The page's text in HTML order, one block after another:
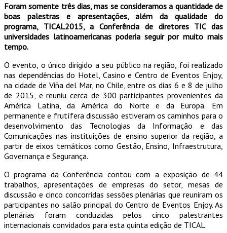
Foram somente três dias, mas se consideramos a quantidade de
boas palestras e apresentações, além da qualidade do
programa, TICAL2015, a Conferência de diretores TIC das
universidades latinoamericanas poderia seguir por muito mais
tempo.
O evento, o único dirigido a seu público na região, foi realizado
nas dependências do Hotel, Casino e Centro de Eventos Enjoy,
na cidade de Viña del Mar, no Chile, entre os dias 6 e 8 de julho
de 2015, e reuniu cerca de 300 participantes provenientes da
América Latina, da América do Norte e da Europa. Em
permanente e frutífera discussão estiveram os caminhos para o
desenvolvimento das Tecnologias da Informação e das
Comunicações nas instituições de ensino superior da região, a
partir de eixos temáticos como Gestão, Ensino, Infraestrutura,
Governança e Segurança.
O programa da Conferência contou com a exposição de 44
trabalhos, apresentações de empresas do setor, mesas de
discussão e cinco concorridas sessões plenárias que reuniram os
participantes no salão principal do Centro de Eventos Enjoy. As
plenárias foram conduzidas pelos cinco palestrantes
internacionais convidados para esta quinta edição de TICAL.